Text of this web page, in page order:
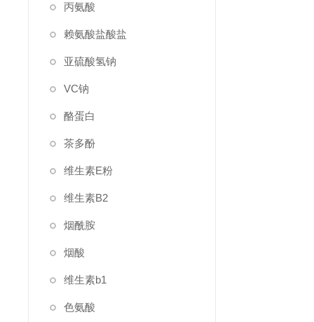
丙氨酸
赖氨酸盐酸盐
亚硫酸氢钠
VC钠
酪蛋白
茶多酚
维生素E粉
维生素B2
烟酰胺
烟酸
维生素b1
色氨酸